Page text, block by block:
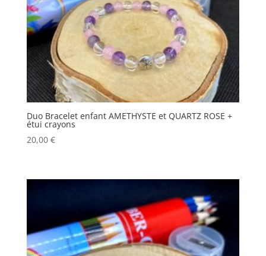
Duo Bracelet enfant AMETHYSTE et QUARTZ ROSE +
étui crayons
20,00 €